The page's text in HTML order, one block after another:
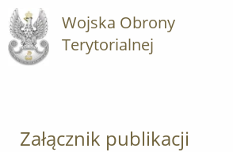
Wojska Obrony
Terytorialnej
Załącznik publikacji